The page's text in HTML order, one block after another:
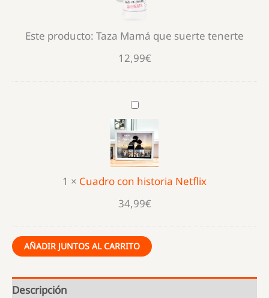
suerte
Este producto: Taza Mamá que suerte tenerte
12,99€
Cuadro
con
historia
Netflix
1 × Cuadro con historia Netflix
34,99€
AÑADIR JUNTOS AL CARRITO
Descripción